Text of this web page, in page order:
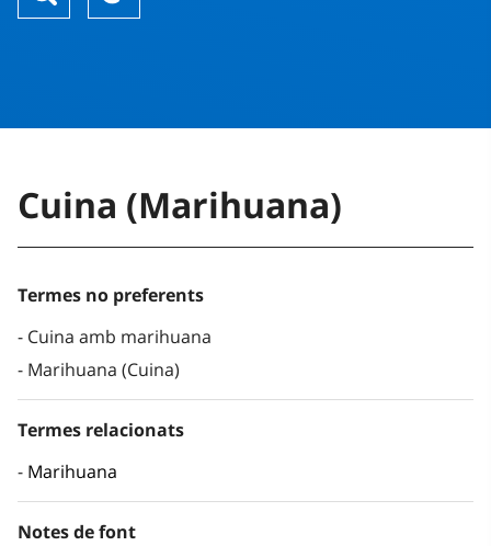
Cuina (Marihuana)
Termes no preferents
Cuina amb marihuana
Marihuana (Cuina)
Termes relacionats
Marihuana
Notes de font